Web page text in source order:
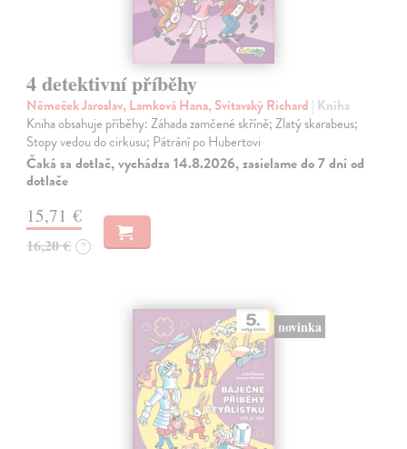
4 detektivní příběhy
Němeček Jaroslav, Lamková Hana, Svitavský Richard | Kniha
Kniha obsahuje příběhy: Záhada zamčené skříně; Zlatý skarabeus;
Stopy vedou do cirkusu; Pátrání po Hubertovi
Čaká sa dotlač, vychádza 14.8.2026, zasielame do 7 dní od
dotlače
15,71 €
16,20 € ?
novinka